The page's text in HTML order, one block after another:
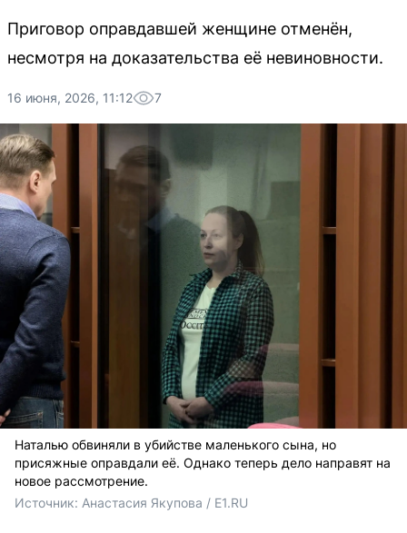
Приговор оправдавшей женщине отменён,
несмотря на доказательства её невиновности.
16 июня, 2026, 11:12 7
Наталью обвиняли в убийстве маленького сына, но
присяжные оправдали её. Однако теперь дело направят на
новое рассмотрение.
Источник: Анастасия Якупова / E1.RU